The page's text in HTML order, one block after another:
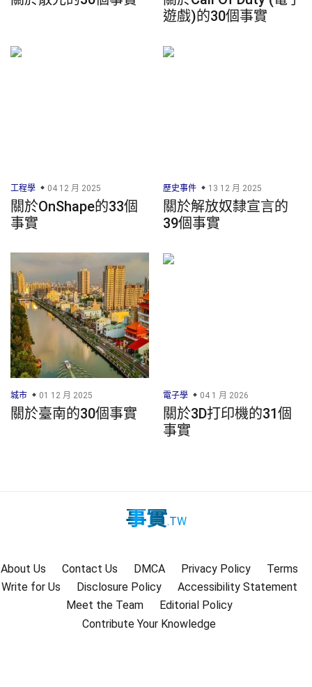
遊戲)的30個事實
工程學 04 12 月 2025
關於OnShape的33個
事實
歷史事件 13 12 月 2025
關於解放奴隸宣言的
39個事實
城市 01 12 月 2025
關於臺南的30個事實
電子學 04 1 月 2026
關於3D打印機的31個
事實
事實.TW
About Us Contact Us DMCA Privacy Policy
Terms
Write for Us
Disclosure Policy
Accessibility Statement
Meet the Team
Editorial Policy
Contribute Your Knowledge